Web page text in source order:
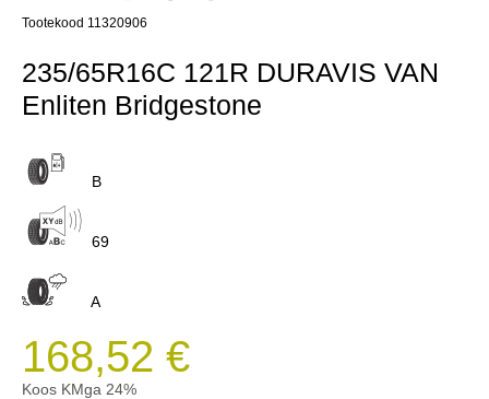
Tootekood 11320906
235/65R16C 121R DURAVIS VAN
Enliten Bridgestone
B
69
A
168,52 €
Koos KMga 24%